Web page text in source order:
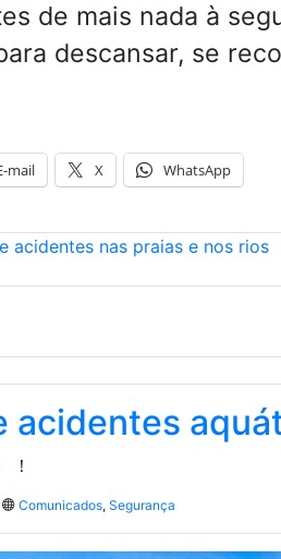
de mais nada à
descansar, se
mail X WhatsApp
acidentes nas praias e nos rios
acidentes
！
Comunicados, Segurança